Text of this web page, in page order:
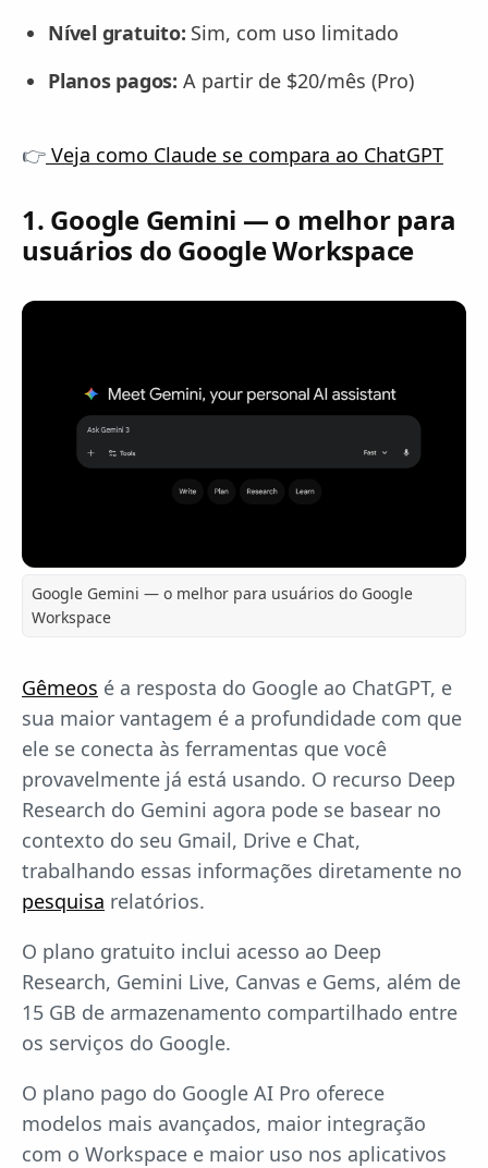
Nível gratuito: Sim, com uso limitado
Planos pagos: A partir de $20/mês (Pro)
👉 Veja como Claude se compara ao ChatGPT
1. Google Gemini — o melhor para
usuários do Google Workspace
Google Gemini — o melhor para usuários do Google
Workspace
Gêmeos é a resposta do Google ao ChatGPT, e
sua maior vantagem é a profundidade com que
ele se conecta às ferramentas que você
provavelmente já está usando. O recurso Deep
Research do Gemini agora pode se basear no
contexto do seu Gmail, Drive e Chat,
trabalhando essas informações diretamente no
pesquisa relatórios.
O plano gratuito inclui acesso ao Deep
Research, Gemini Live, Canvas e Gems, além de
15 GB de armazenamento compartilhado entre
os serviços do Google.
O plano pago do Google AI Pro oferece
modelos mais avançados, maior integração
com o Workspace e maior uso nos aplicativos